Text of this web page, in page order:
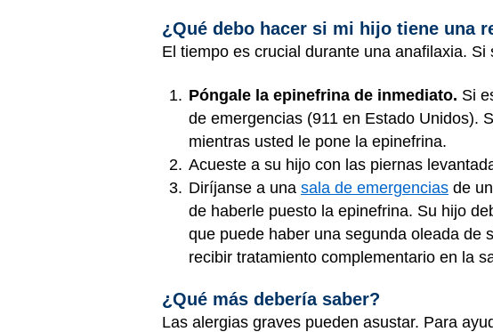
¿Qué debo hacer si mi hijo tiene una
El tiempo es crucial durante una anafilaxia.
Póngale la epinefrina de inmediato. Si
de emergencias (911 en Estado Unidos).
mientras usted le pone la epinefrina.
Acueste a su hijo con las piernas
Diríjanse a una sala de emergencias de
de haberle puesto la epinefrina. Su hijo
que puede haber una segunda oleada de
recibir tratamiento complementario en la
¿Qué más debería saber?
Las alergias graves pueden asustar. Para